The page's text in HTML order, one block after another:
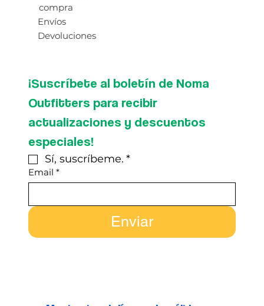
compra
Envíos
Devoluciones
¡Suscríbete al boletín de Noma
Outfitters para recibir
actualizaciones y descuentos
especiales!
Sí, suscríbeme. *
Email *
Enviar